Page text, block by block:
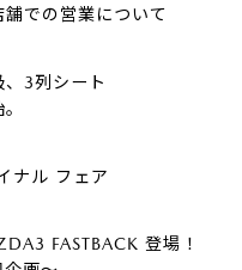
での営業について
3列シート
ナル フェア
FASTBACK 登場！